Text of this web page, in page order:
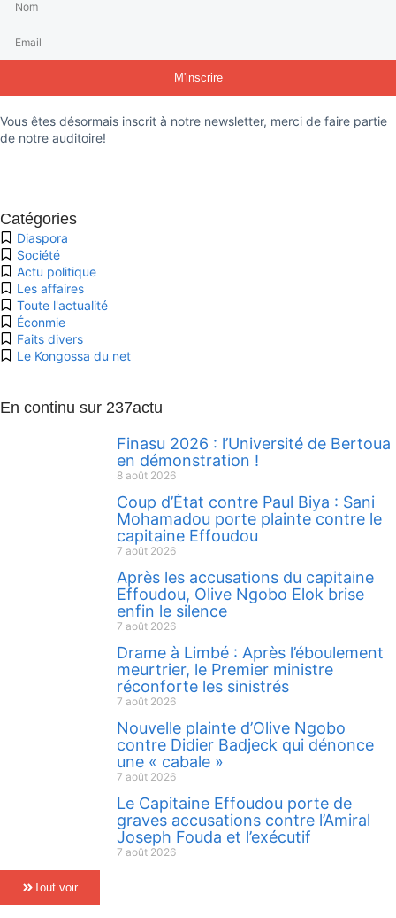
M'inscrire
Vous êtes désormais inscrit à notre newsletter, merci de faire partie
de notre auditoire!
Catégories
Diaspora
Société
Actu politique
Les affaires
Toute l'actualité
Éconmie
Faits divers
Le Kongossa du net
En continu sur 237actu
Finasu 2026 : l’Université de Bertoua
en démonstration !
8 août 2026
Coup d’État contre Paul Biya : Sani
Mohamadou porte plainte contre le
capitaine Effoudou
7 août 2026
Après les accusations du capitaine
Effoudou, Olive Ngobo Elok brise
enfin le silence
7 août 2026
Drame à Limbé : Après l’éboulement
meurtrier, le Premier ministre
réconforte les sinistrés
7 août 2026
Nouvelle plainte d’Olive Ngobo
contre Didier Badjeck qui dénonce
une « cabale »
7 août 2026
Le Capitaine Effoudou porte de
graves accusations contre l’Amiral
Joseph Fouda et l’exécutif
7 août 2026
Tout voir